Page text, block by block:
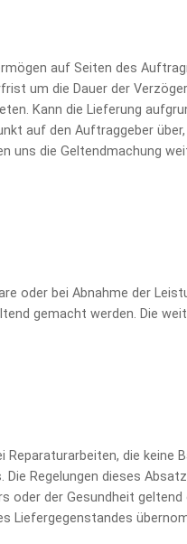
auf Seiten des
um die Dauer der
Kann die Lieferung
auf den Auftraggeber über,
uns die Geltendmachung
oder bei Abnahme der
gemacht werden. Die
die keine
Die Regelungen dieses
oder der Gesundheit
Liefergegenstandes